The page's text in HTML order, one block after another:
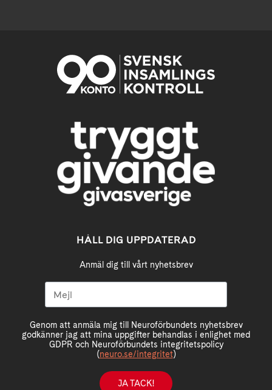
HÅLL DIG UPPDATERAD
Anmäl dig till vårt nyhetsbrev
Genom att anmäla mig till Neuroförbundets nyhetsbrev
godkänner jag att mina uppgifter behandlas i enlighet med
GDPR och Neuroförbundets integritetspolicy
(neuro.se/integritet)
JA TACK!